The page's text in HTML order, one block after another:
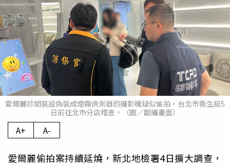
愛爾麗診間裝設偽裝成煙霧偵測器的攝影機疑似偷拍，台北市衛生局5
日前往北市分店稽查。（圖／翻攝畫面）
A+ A-
愛爾麗偷拍案持續延燒，新北地檢署4日擴大調查，